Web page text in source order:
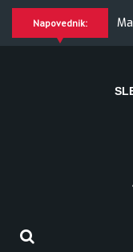
Napovednik:
GUILTY OF JOY +
+ Morywa